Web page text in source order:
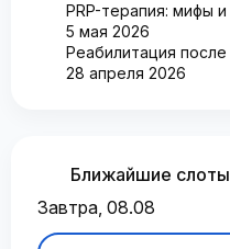
PRP-терапия: мифы
5 мая 2026
Реабилитация
28 апреля 2026
Ближайшие слоты
Завтра, 08.08